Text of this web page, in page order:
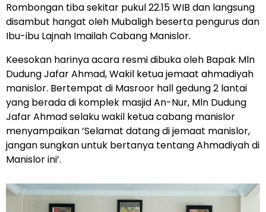
Rombongan tiba sekitar pukul 22.15 WIB dan langsung
disambut hangat oleh Mubaligh beserta pengurus dan
Ibu-ibu Lajnah Imailah Cabang Manislor.
Keesokan harinya acara resmi dibuka oleh Bapak Mln
Dudung Jafar Ahmad, Wakil ketua jemaat ahmadiyah
manislor. Bertempat di Masroor hall gedung 2 lantai
yang berada di komplek masjid An-Nur, Mln Dudung
Jafar Ahmad selaku wakil ketua cabang manislor
menyampaikan ‘Selamat datang di jemaat manislor,
jangan sungkan untuk bertanya tentang Ahmadiyah di
Manislor ini’.